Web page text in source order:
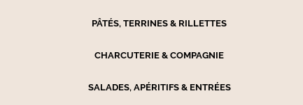
PÂTÉS, TERRINES & RILLETTES
CHARCUTERIE & COMPAGNIE
SALADES, APÉRITIFS & ENTRÉES